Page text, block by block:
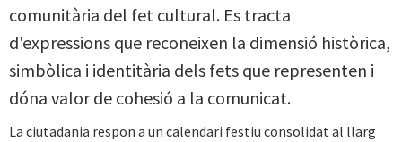
comunitària del fet cultural. Es tracta
d'expressions que reconeixen la dimensió històrica,
simbòlica i identitària dels fets que representen i
dóna valor de cohesió a la comunicat.
La ciutadania respon a un calendari festiu consolidat al llarg